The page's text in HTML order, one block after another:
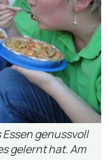
genussvoll
gelernt hat. Am